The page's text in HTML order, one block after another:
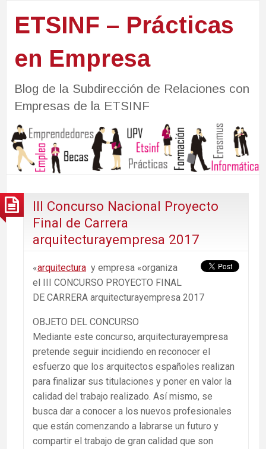
ETSINF – Prácticas
en Empresa
Blog de la Subdirección de Relaciones con
Empresas de la ETSINF
III Concurso Nacional Proyecto
Final de Carrera
arquitecturayempresa 2017
«arquitectura y empresa «organiza
el III CONCURSO PROYECTO FINAL
DE CARRERA arquitecturayempresa 2017
OBJETO DEL CONCURSO
Mediante este concurso, arquitecturayempresa
pretende seguir incidiendo en reconocer el
esfuerzo que los arquitectos españoles realizan
para finalizar sus titulaciones y poner en valor la
calidad del trabajo realizado. Así mismo, se
busca dar a conocer a los nuevos profesionales
que están comenzando a labrarse un futuro y
compartir el trabajo de gran calidad que son